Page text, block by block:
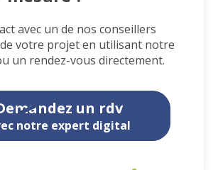
avec un de nos conseillers
votre projet en utilisant notre
un rendez-vous directement.
un rdv
notre expert digital